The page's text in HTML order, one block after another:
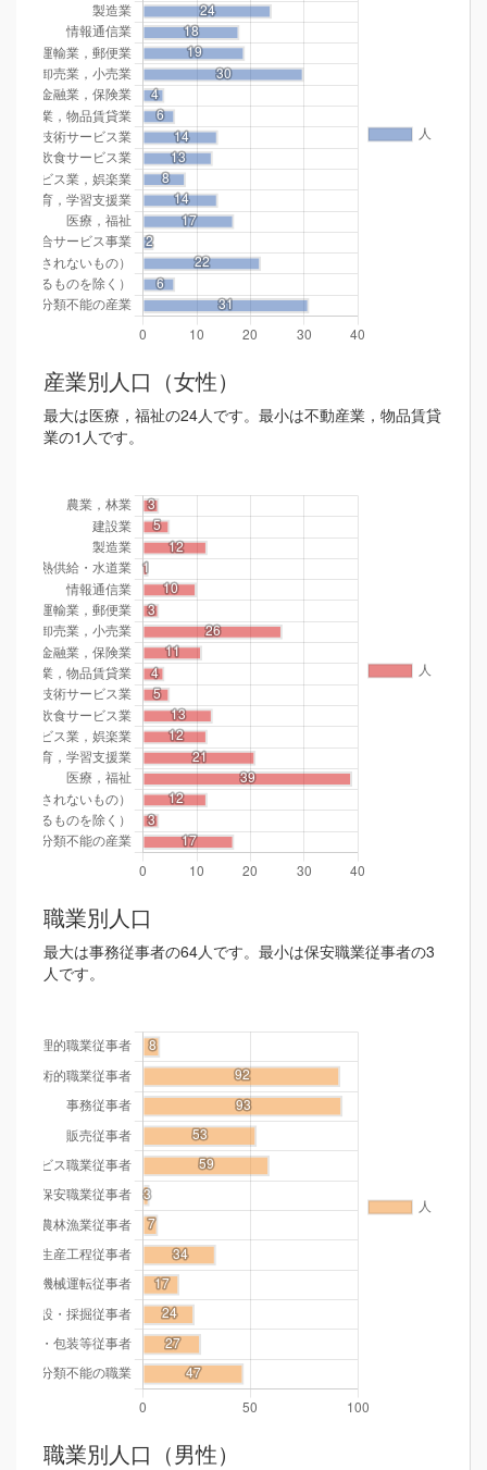
産業別人口（女性）
最大は医療，福祉の24人です。最小は不動産業，物品賃貸
業の1人です。
職業別人口
最大は事務従事者の64人です。最小は保安職業従事者の3
人です。
職業別人口（男性）